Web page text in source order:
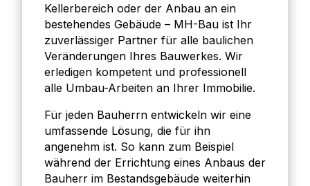
Kellerbereich oder der Anbau an ein
bestehendes Gebäude – MH-Bau ist Ihr
zuverlässiger Partner für alle baulichen
Veränderungen Ihres Bauwerkes. Wir
erledigen kompetent und professionell
alle Umbau-Arbeiten an Ihrer Immobilie.
Für jeden Bauherrn entwickeln wir eine
umfassende Lösung, die für ihn
angenehm ist. So kann zum Beispiel
während der Errichtung eines Anbaus der
Bauherr im Bestandsgebäude weiterhin